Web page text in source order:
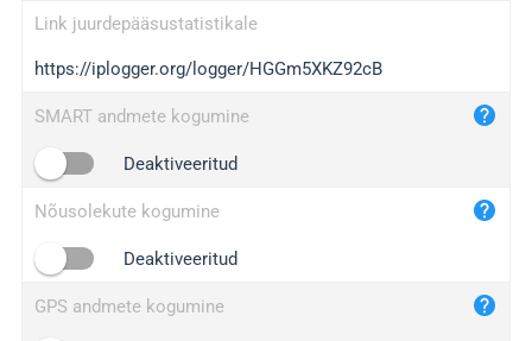
bc.ax
iplogger.com
maper.info
2no.co
yip.su
iplogger.info
Link juurdepääsustatistikale
https://iplogger.org/logger/HGGm5XKZ92cB
SMART andmete kogumine
Deaktiveeritud
Nõusolekute kogumine
Deaktiveeritud
GPS andmete kogumine